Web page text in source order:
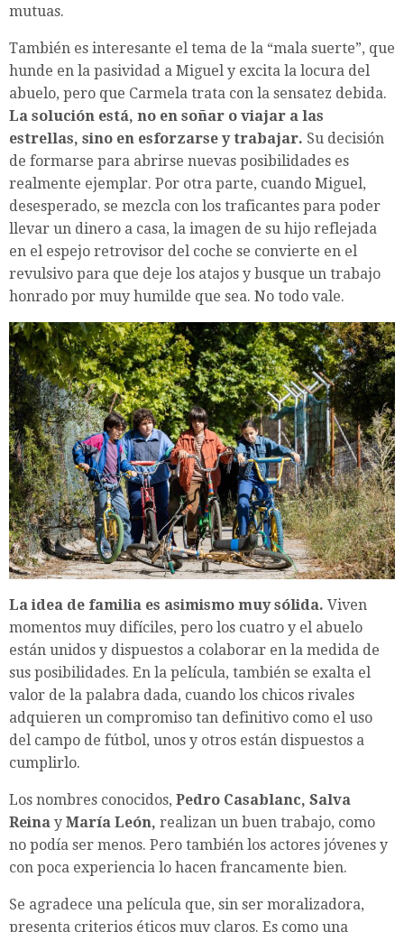
mutuas.
También es interesante el tema de la “mala suerte”, que
hunde en la pasividad a Miguel y excita la locura del
abuelo, pero que Carmela trata con la sensatez debida.
La solución está, no en soñar o viajar a las
estrellas, sino en esforzarse y trabajar. Su decisión
de formarse para abrirse nuevas posibilidades es
realmente ejemplar. Por otra parte, cuando Miguel,
desesperado, se mezcla con los traficantes para poder
llevar un dinero a casa, la imagen de su hijo reflejada
en el espejo retrovisor del coche se convierte en el
revulsivo para que deje los atajos y busque un trabajo
honrado por muy humilde que sea. No todo vale.
La idea de familia es asimismo muy sólida. Viven
momentos muy difíciles, pero los cuatro y el abuelo
están unidos y dispuestos a colaborar en la medida de
sus posibilidades. En la película, también se exalta el
valor de la palabra dada, cuando los chicos rivales
adquieren un compromiso tan definitivo como el uso
del campo de fútbol, unos y otros están dispuestos a
cumplirlo.
Los nombres conocidos, Pedro Casablanc, Salva
Reina y María León, realizan un buen trabajo, como
no podía ser menos. Pero también los actores jóvenes y
con poca experiencia lo hacen francamente bien.
Se agradece una película que, sin ser moralizadora,
presenta criterios éticos muy claros. Es como una